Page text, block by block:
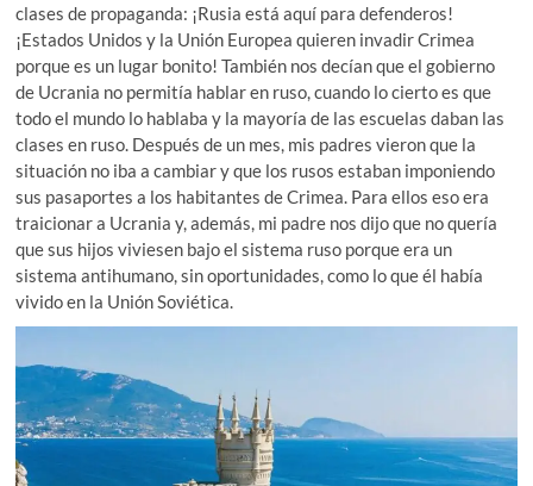
clases de propaganda: ¡Rusia está aquí para defenderos!
¡Estados Unidos y la Unión Europea quieren invadir Crimea
porque es un lugar bonito! También nos decían que el gobierno
de Ucrania no permitía hablar en ruso, cuando lo cierto es que
todo el mundo lo hablaba y la mayoría de las escuelas daban las
clases en ruso. Después de un mes, mis padres vieron que la
situación no iba a cambiar y que los rusos estaban imponiendo
sus pasaportes a los habitantes de Crimea. Para ellos eso era
traicionar a Ucrania y, además, mi padre nos dijo que no quería
que sus hijos viviesen bajo el sistema ruso porque era un
sistema antihumano, sin oportunidades, como lo que él había
vivido en la Unión Soviética.